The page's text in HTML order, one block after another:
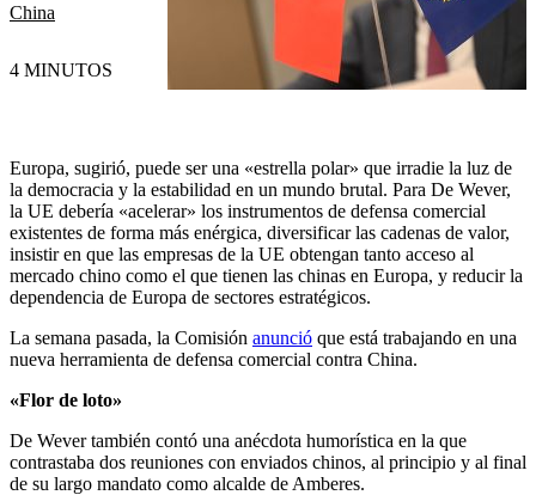
China
4 MINUTOS
Europa, sugirió, puede ser una «estrella polar» que irradie la luz de
la democracia y la estabilidad en un mundo brutal. Para De Wever,
la UE debería «acelerar» los instrumentos de defensa comercial
existentes de forma más enérgica, diversificar las cadenas de valor,
insistir en que las empresas de la UE obtengan tanto acceso al
mercado chino como el que tienen las chinas en Europa, y reducir la
dependencia de Europa de sectores estratégicos.
La semana pasada, la Comisión anunció que está trabajando en una
nueva herramienta de defensa comercial contra China.
«Flor de loto»
De Wever también contó una anécdota humorística en la que
contrastaba dos reuniones con enviados chinos, al principio y al final
de su largo mandato como alcalde de Amberes.